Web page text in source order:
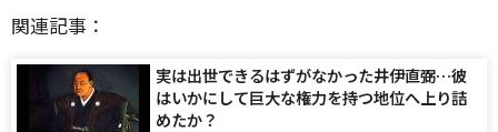
関連記事：
実は出世できるはずがなかった井伊直弼…彼
はいかにして巨大な権力を持つ地位へ上り詰
めたか？